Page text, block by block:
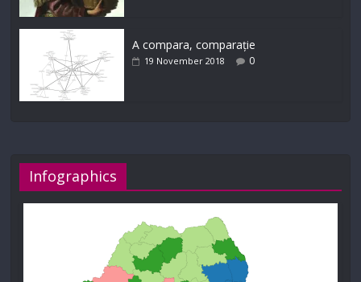
A compara, comparație
19 November 2018 0
Infographics